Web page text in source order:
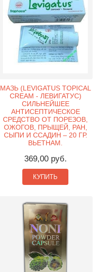
МАЗЬ (LEVIGATUS TOPICAL
CREAM - ЛЕВИГАТУС)
СИЛЬНЕЙШЕЕ
АНТИСЕПТИЧЕСКОЕ
СРЕДСТВО ОТ ПОРЕЗОВ,
ОЖОГОВ, ПРЫЩЕЙ, РАН,
СЫПИ И ССАДИН – 20 ГР.
ВЬЕТНАМ.
369,00 руб.
КУПИТЬ